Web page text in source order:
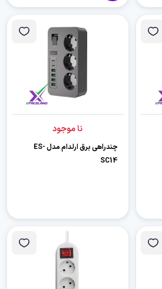
نا موجود
چندراهی برق ارلدام مدل ES-
SC14